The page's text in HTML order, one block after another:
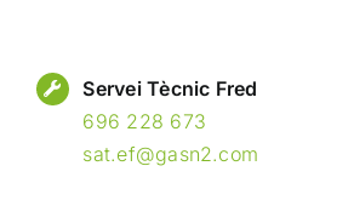
Servei Tècnic Fred
696 228 673
sat.ef@gasn2.com